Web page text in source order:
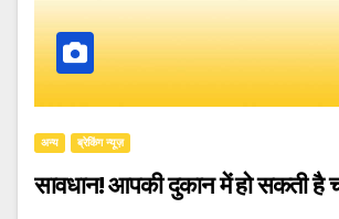
अन्य ब्रेकिंग न्यूज़
सावधान! आपकी दुकान में हो सकती है